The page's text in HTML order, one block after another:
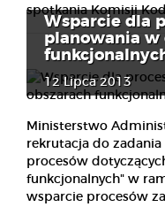
spotkania Komisji
Wsparcie dla
planowania w
12 Lipca 2013
Ministerstwo
rekrutacja do
procesów
funkcjonalnych" w
wsparcie procesów